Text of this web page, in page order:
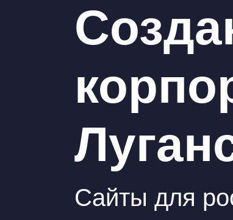
Сайты для